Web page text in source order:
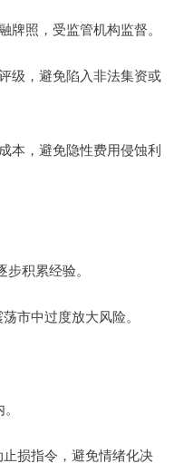
照，受监管机构监督。
级，避免陷入非法集资或
本，避免隐性费用侵蚀利
积累经验。
市中过度放大风险。
损指令，避免情绪化决